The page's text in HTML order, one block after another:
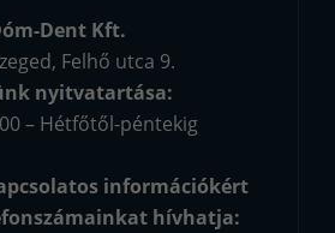
Dent Kft.
Felhő utca 9.
nyitvatartása:
– Hétfőtől-péntekig
információkért
hívhatja: